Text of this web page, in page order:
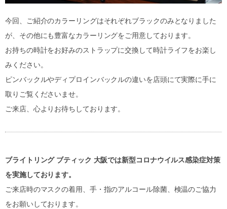
今回、ご紹介のカラーリングはそれぞれブラックのみとなりました
が、その他にも豊富なカラーリングをご用意しております。
お持ちの時計をお好みのストラップに交換して時計ライフをお楽し
みください。
ピンバックルやディプロインバックルの違いを店頭にて実際に手に
取りご覧くださいませ。
ご来店、心よりお待ちしております。
ブライトリング ブティック 大阪では新型コロナウイルス感染症対策
を実施しております。
ご来店時のマスクの着用、手・指のアルコール除菌、検温のご協力
をお願いしております。